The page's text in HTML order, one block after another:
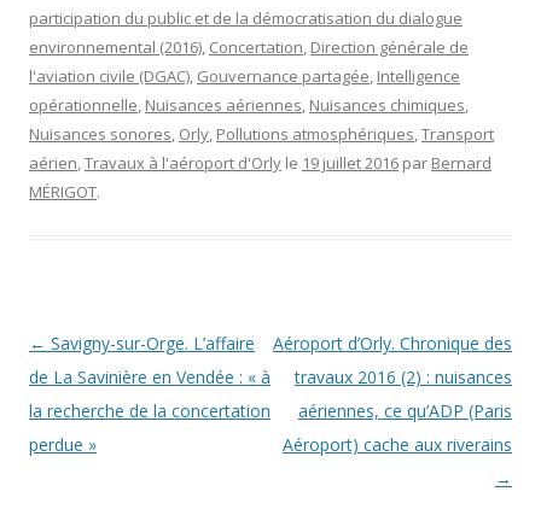
participation du public et de la démocratisation du dialogue
environnemental (2016), Concertation, Direction générale de
l'aviation civile (DGAC), Gouvernance partagée, Intelligence
opérationnelle, Nuisances aériennes, Nuisances chimiques,
Nuisances sonores, Orly, Pollutions atmosphériques,Transport
aérien,Travaux à l'aéroport d'Orly le 19 juillet 2016 par Bernard
MÉRIGOT.
Navigation des articles
← Savigny-sur-Orge. L’affaire
de La Savinière en Vendée : « à
la recherche de la concertation
perdue »
Aéroport d’Orly. Chronique des
travaux 2016 (2) : nuisances
aériennes, ce qu’ADP (Paris
Aéroport) cache aux riverains
→